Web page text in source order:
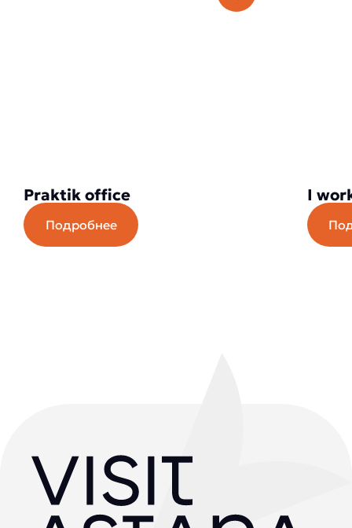
Praktik office
Подробнее
I